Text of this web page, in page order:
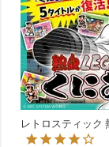
レトロスティック